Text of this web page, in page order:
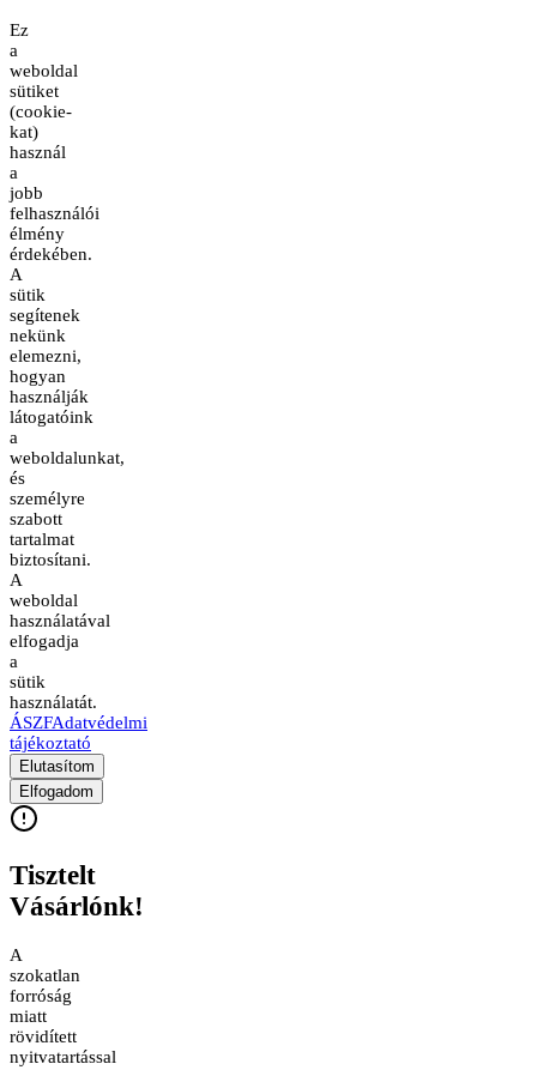
Ez
a
weboldal
sütiket
(cookie-
kat)
használ
a
jobb
felhasználói
élmény
érdekében.
A
sütik
segítenek
nekünk
elemezni,
hogyan
használják
látogatóink
a
weboldalunkat,
és
személyre
szabott
tartalmat
biztosítani.
A
weboldal
használatával
elfogadja
a
sütik
használatát.
ÁSZFAdatvédelmi
tájékoztató
Elutasítom
Elfogadom
Tisztelt
Vásárlónk!
A
szokatlan
forróság
miatt
rövidített
nyitvatartással